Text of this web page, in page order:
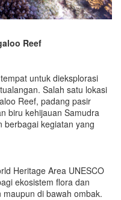
Reef
untuk dieksplorasi
Salah satu lokasi
Reef, padang pasir
biru kehijauan Samudra
berbagai kegiatan yang
Heritage Area UNESCO
ekosistem flora dan
di bawah ombak.